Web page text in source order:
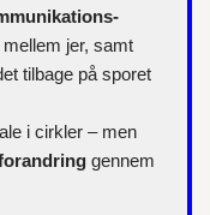
mellem jer, samt
tilbage på sporet
i cirkler – men
gennem